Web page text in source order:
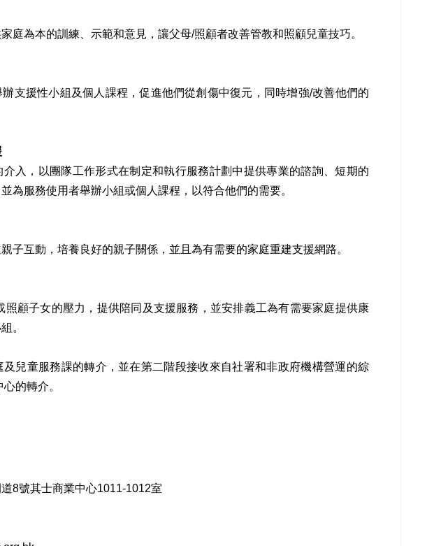
庭為本的訓練、示範和意見，讓父母/照顧者改善管教和照顧兒童技巧。
支援性小組及個人課程，促進他們從創傷中復元，同時增強/改善他們的
入，以團隊工作形式在制定和執行服務計劃中提供專業的諮詢、短期的
為服務使用者舉辦小組或個人課程，以符合他們的需要。
子互動，培養良好的親子關係，並且為有需要的家庭重建支援網路。
照顧子女的壓力，提供陪同及支援服務，並安排義工為有需要家庭提供康
。
及兒童服務課的轉介，並在第二階段接收來自社署和非政府機構營運的綜
的轉介。
8號其士商業中心1011-1012室